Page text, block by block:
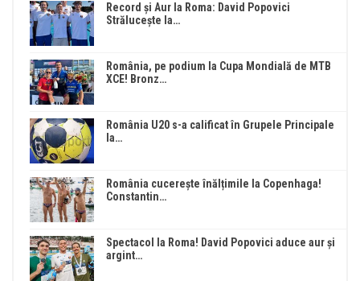
Record și Aur la Roma: David Popovici
Strălucește la…
România, pe podium la Cupa Mondială de MTB
XCE! Bronz…
România U20 s-a calificat în Grupele Principale
la…
România cucerește înălțimile la Copenhaga!
Constantin…
Spectacol la Roma! David Popovici aduce aur și
argint…